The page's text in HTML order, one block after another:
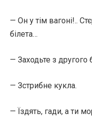
— Он у тім вагоні!..
білета…
— Заходьте з другого
— Зстрибне кукла.
— Їздять, гади, а ти